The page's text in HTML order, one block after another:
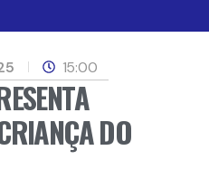
15:00
DO